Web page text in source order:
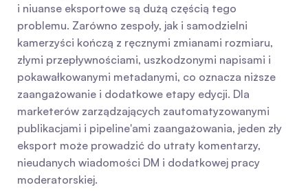
i niuanse eksportowe są dużą częścią tego
problemu. Zarówno zespoły, jak i samodzielni
kamerzyści kończą z ręcznymi zmianami rozmiaru,
złymi przepływnościami, uszkodzonymi napisami i
pokawałkowanymi metadanymi, co oznacza niższe
zaangażowanie i dodatkowe etapy edycji. Dla
marketerów zarządzających zautomatyzowanymi
publikacjami i pipeline'ami zaangażowania, jeden zły
eksport może prowadzić do utraty komentarzy,
nieudanych wiadomości DM i dodatkowej pracy
moderatorskiej.